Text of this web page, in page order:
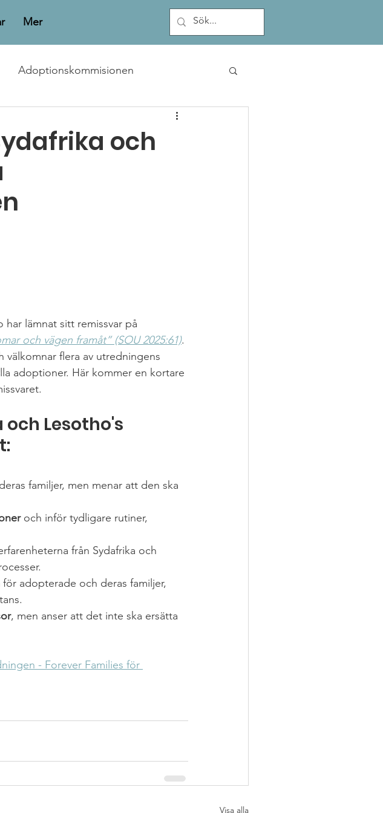
Mer
Adoptionskommisionen
och
lämnat sitt remissvar på
och vägen framåt” (SOU 2025:61).
välkomnar flera av utredningens
adoptioner. Här kommer en kortare
och Lesotho's
familjer, men menar att den ska
och inför tydligare rutiner,
från Sydafrika och
för adopterade och deras familjer,
, men anser att det inte ska ersätta
- Forever Families för
Visa alla